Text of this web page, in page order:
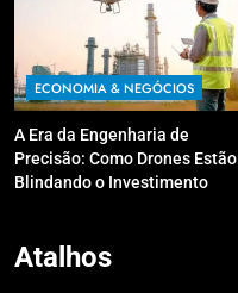
ECONOMIA & NEGÓCIOS
A Era da Engenharia de
Precisão: Como Drones Estão
Blindando o Investimento
Atalhos